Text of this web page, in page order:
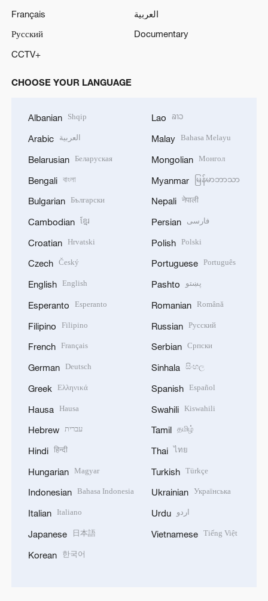
Français
العربية
Русский
Documentary
CCTV+
CHOOSE YOUR LANGUAGE
Albanian Shqip
Arabic العربية
Belarusian Беларуская
Bengali বাংলা
Bulgarian Български
Cambodian ខ្មែរ
Croatian Hrvatski
Czech Český
English English
Esperanto Esperanto
Filipino Filipino
French Français
German Deutsch
Greek Ελληνικά
Hausa Hausa
Hebrew עברית
Hindi हिन्दी
Hungarian Magyar
Indonesian Bahasa Indonesia
Italian Italiano
Japanese 日本語
Korean 한국어
Lao ລາວ
Malay Bahasa Melayu
Mongolian Монгол
Myanmar မြန်မာဘာသာ
Nepali नेपाली
Persian فارسی
Polish Polski
Portuguese Português
Pashto پښتو
Romanian Română
Russian Русский
Serbian Српски
Sinhala සිංහල
Spanish Español
Swahili Kiswahili
Tamil தமிழ்
Thai ไทย
Turkish Türkçe
Ukrainian Українська
Urdu اردو
Vietnamese Tiếng Việt